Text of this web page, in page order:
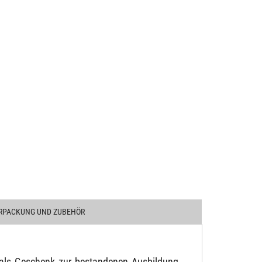
UND ZUBEHÖR